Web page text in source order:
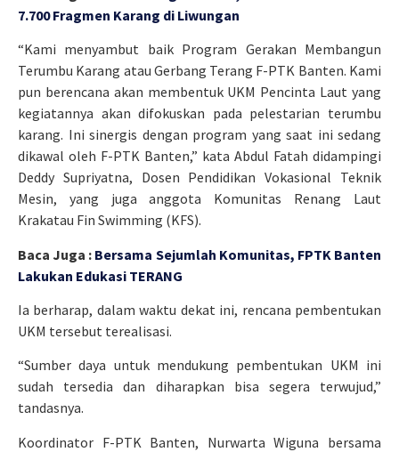
7.700 Fragmen Karang di Liwungan
“Kami menyambut baik Program Gerakan Membangun
Terumbu Karang atau Gerbang Terang F-PTK Banten. Kami
pun berencana akan membentuk UKM Pencinta Laut yang
kegiatannya akan difokuskan pada pelestarian terumbu
karang. Ini sinergis dengan program yang saat ini sedang
dikawal oleh F-PTK Banten,” kata Abdul Fatah didampingi
Deddy Supriyatna, Dosen Pendidikan Vokasional Teknik
Mesin, yang juga anggota Komunitas Renang Laut
Krakatau Fin Swimming (KFS).
Baca Juga : Bersama Sejumlah Komunitas, FPTK Banten
Lakukan Edukasi TERANG
Ia berharap, dalam waktu dekat ini, rencana pembentukan
UKM tersebut terealisasi.
“Sumber daya untuk mendukung pembentukan UKM ini
sudah tersedia dan diharapkan bisa segera terwujud,”
tandasnya.
Koordinator F-PTK Banten, Nurwarta Wiguna bersama